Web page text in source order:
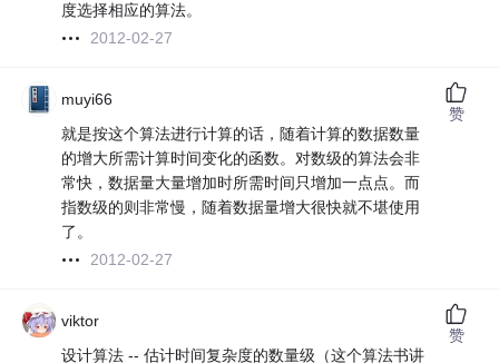
度选择相应的算法。
2012-02-27
muyi66
就是按这个算法进行计算的话，随着计算的数据数量
的增大所需计算时间变化的函数。对数级的算法会非
常快，数据量大量增加时所需时间只增加一点点。而
指数级的则非常慢，随着数据量增大很快就不堪使用
了。
2012-02-27
赞
viktor
设计算法 -- 估计时间复杂度的数量级（这个算法书讲
赞